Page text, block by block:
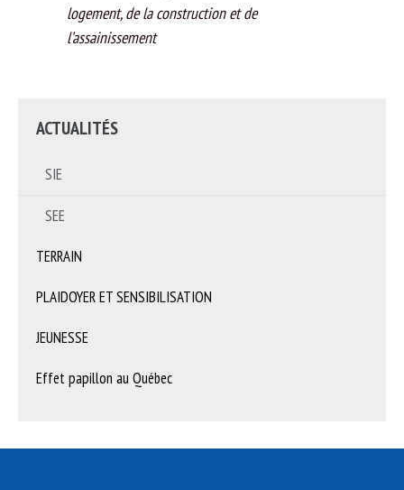
logement, de la construction et de
l’assainissement
ACTUALITÉS
SIE
SEE
TERRAIN
PLAIDOYER ET SENSIBILISATION
JEUNESSE
Effet papillon au Québec